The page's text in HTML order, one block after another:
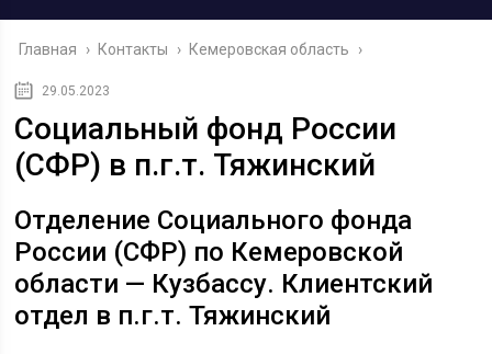
Главная › Контакты › Кемеровская область ›
29.05.2023
Социальный фонд России
(СФР) в п.г.т. Тяжинский
Отделение Социального фонда
России (СФР) по Кемеровской
области — Кузбассу. Клиентский
отдел в п.г.т. Тяжинский